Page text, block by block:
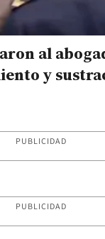
al
y
PUBLICIDAD
PUBLICIDAD